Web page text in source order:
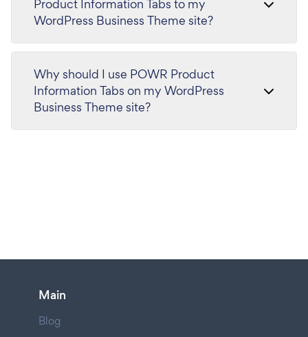
Product Information Tabs to my
WordPress Business Theme site?
Why should I use POWR Product
Information Tabs on my WordPress
Business Theme site?
Main
Blog